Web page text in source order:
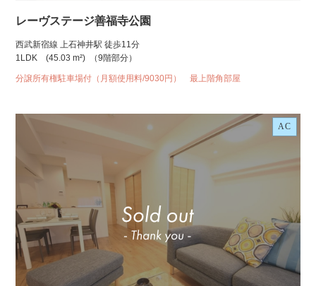
レーヴステージ善福寺公園
西武新宿線 上石神井駅 徒歩11分
1LDK
(45.03 m²) （9階部分）
分譲所有権駐車場付（月額使用料/9030円） 最上階角部屋
AC